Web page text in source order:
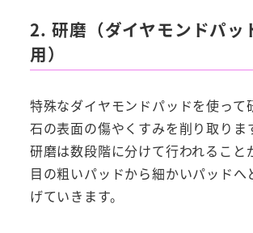
2. 研磨（ダイヤモンドパッ
用）
特殊なダイヤモンドパッドを使って
石の表面の傷やくすみを削り取りま
研磨は数段階に分けて行われること
目の粗いパッドから細かいパッドへ
げていきます。